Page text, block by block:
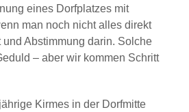
eines Dorfplatzes mit
man noch nicht alles direkt
Abstimmung darin. Solche
– aber wir kommen Schritt
Kirmes in der Dorfmitte